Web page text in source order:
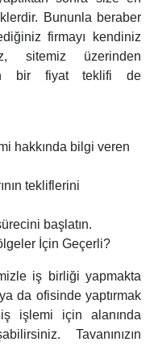
Bununla beraber
firmayı kendiniz
sitemiz üzerinden
bir fiyat teklifi de
hakkında bilgi veren
tekliflerini
başlatın.
İçin Geçerli?
iş birliği yapmakta
da ofisinde yaptırmak
işlemi için alanında
Tavanınızın